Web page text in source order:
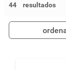
44 3º cafe
iogurte